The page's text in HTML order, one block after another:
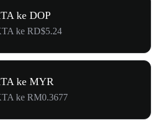
ke DOP
ke RD$5.24
ke MYR
ke RM0.3677